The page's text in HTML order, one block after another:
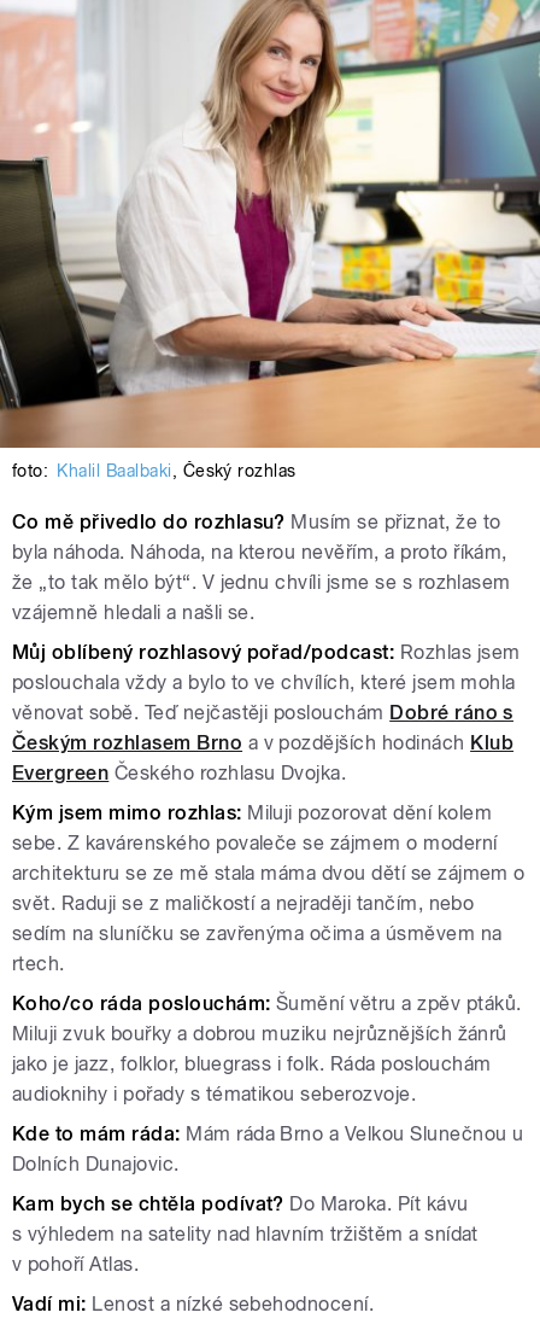
foto: Khalil Baalbaki, Český rozhlas
Co mě přivedlo do rozhlasu? Musím se přiznat, že to
byla náhoda. Náhoda, na kterou nevěřím, a proto říkám,
že „to tak mělo být“. V jednu chvíli jsme se s rozhlasem
vzájemně hledali a našli se.
Můj oblíbený rozhlasový pořad/podcast: Rozhlas jsem
poslouchala vždy a bylo to ve chvílích, které jsem mohla
věnovat sobě. Teď nejčastěji poslouchám Dobré ráno s
Českým rozhlasem Brno a v pozdějších hodinách Klub
Evergreen Českého rozhlasu Dvojka.
Kým jsem mimo rozhlas: Miluji pozorovat dění kolem
sebe. Z kavárenského povaleče se zájmem o moderní
architekturu se ze mě stala máma dvou dětí se zájmem o
svět. Raduji se z maličkostí a nejraději tančím, nebo
sedím na sluníčku se zavřenýma očima a úsměvem na
rtech.
Koho/co ráda poslouchám: Šumění větru a zpěv ptáků.
Miluji zvuk bouřky a dobrou muziku nejrůznějších žánrů
jako je jazz, folklor, bluegrass i folk. Ráda poslouchám
audioknihy i pořady s tématikou seberozvoje.
Kde to mám ráda: Mám ráda Brno a Velkou Slunečnou u
Dolních Dunajovic.
Kam bych se chtěla podívat? Do Maroka. Pít kávu
s výhledem na satelity nad hlavním tržištěm a snídat
v pohoří Atlas.
Vadí mi: Lenost a nízké sebehodnocení.